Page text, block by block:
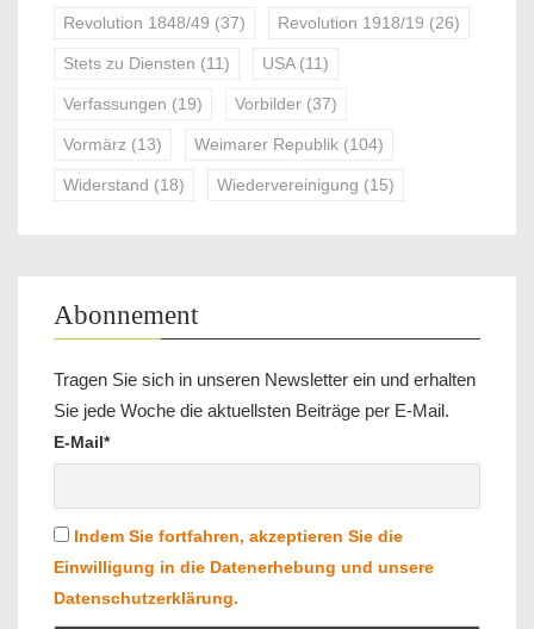
Revolution 1848/49 (37) Revolution 1918/19 (26)
Stets zu Diensten (11) USA(11)
Verfassungen (19) Vorbilder (37)
Vormärz (13) Weimarer Republik (104)
Widerstand (18) Wiedervereinigung (15)
Abonnement
Tragen Sie sich in unseren Newsletter ein und erhalten
Sie jede Woche die aktuellsten Beiträge per E-Mail.
E-Mail*
Indem Sie fortfahren, akzeptieren Sie die
Einwilligung in die Datenerhebung und unsere
Datenschutzerklärung.